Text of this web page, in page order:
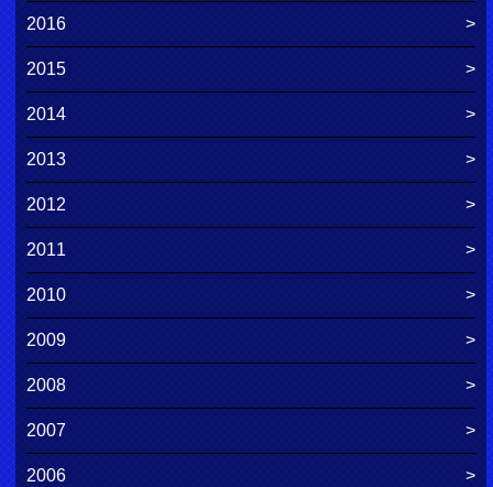
2016
2015
2014
2013
2012
2011
2010
2009
2008
2007
2006